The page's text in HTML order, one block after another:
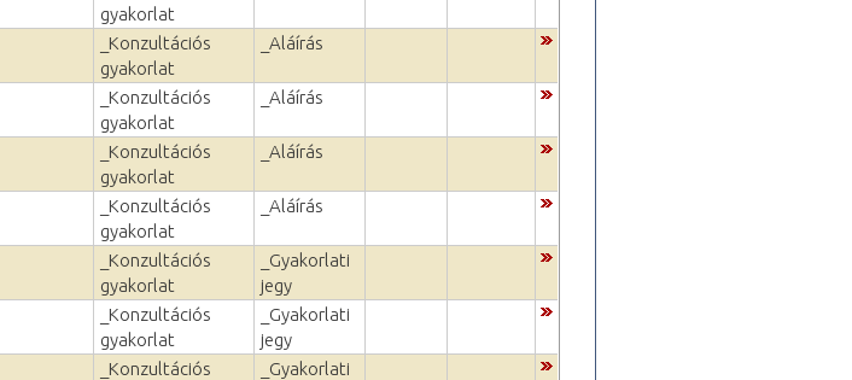
gyakorlat
_Konzultációs
gyakorlat
_Aláírás
_Konzultációs
gyakorlat
_Aláírás
_Konzultációs
gyakorlat
_Aláírás
_Konzultációs
gyakorlat
_Aláírás
_Konzultációs
gyakorlat
_Gyakorlati
jegy
_Konzultációs
gyakorlat
_Gyakorlati
jegy
_Konzultációs
_Gyakorlati